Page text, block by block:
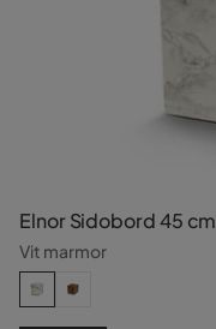
Elnor Sidobord 45 cm
Vit marmor